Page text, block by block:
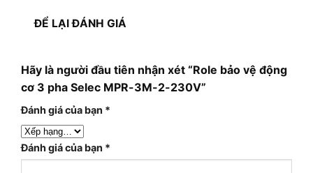
ĐỂ LẠI ĐÁNH GIÁ
Hãy là người đầu tiên nhận xét “Role bảo vệ động
cơ 3 pha Selec MPR-3M-2-230V”
Đánh giá của bạn *
Đánh giá của bạn *